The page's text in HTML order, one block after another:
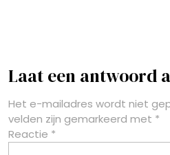
Laat een antwoord
Het e-mailadres wordt niet
velden zijn gemarkeerd met *
Reactie *